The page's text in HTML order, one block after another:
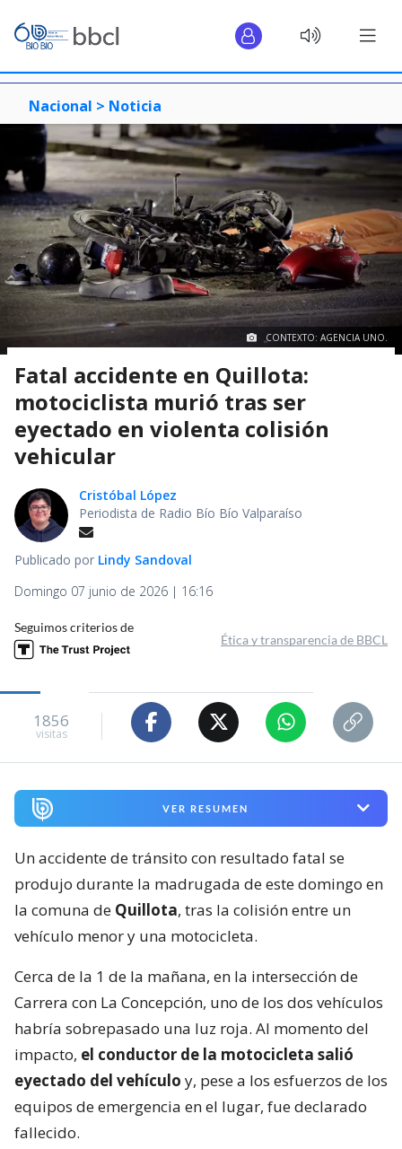
Nacional > Noticia
CONTEXTO: AGENCIA UNO.
Fatal accidente en Quillota:
motociclista murió tras ser
eyectado en violenta colisión
vehicular
Cristóbal López
Periodista de Radio Bío Bío Valparaíso
Publicado por Lindy Sandoval
Domingo 07 junio de 2026 | 16:16
Seguimos criterios de
Ética y transparencia de BBCL
1856
visitas
VER RESUMEN
Un accidente de tránsito con resultado fatal se
produjo durante la madrugada de este domingo en
la comuna de Quillota, tras la colisión entre un
vehículo menor y una motocicleta.
Cerca de la 1 de la mañana, en la intersección de
Carrera con La Concepción, uno de los dos vehículos
habría sobrepasado una luz roja. Al momento del
impacto, el conductor de la motocicleta salió
eyectado del vehículo y, pese a los esfuerzos de los
equipos de emergencia en el lugar, fue declarado
fallecido.